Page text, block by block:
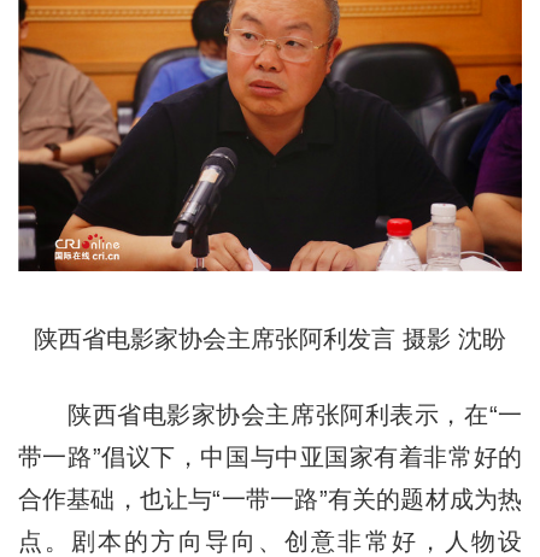
陕西省电影家协会主席张阿利发言 摄影 沈盼
陕西省电影家协会主席张阿利表示，在“一
带一路”倡议下，中国与中亚国家有着非常好的
合作基础，也让与“一带一路”有关的题材成为热
点。剧本的方向导向、创意非常好，人物设